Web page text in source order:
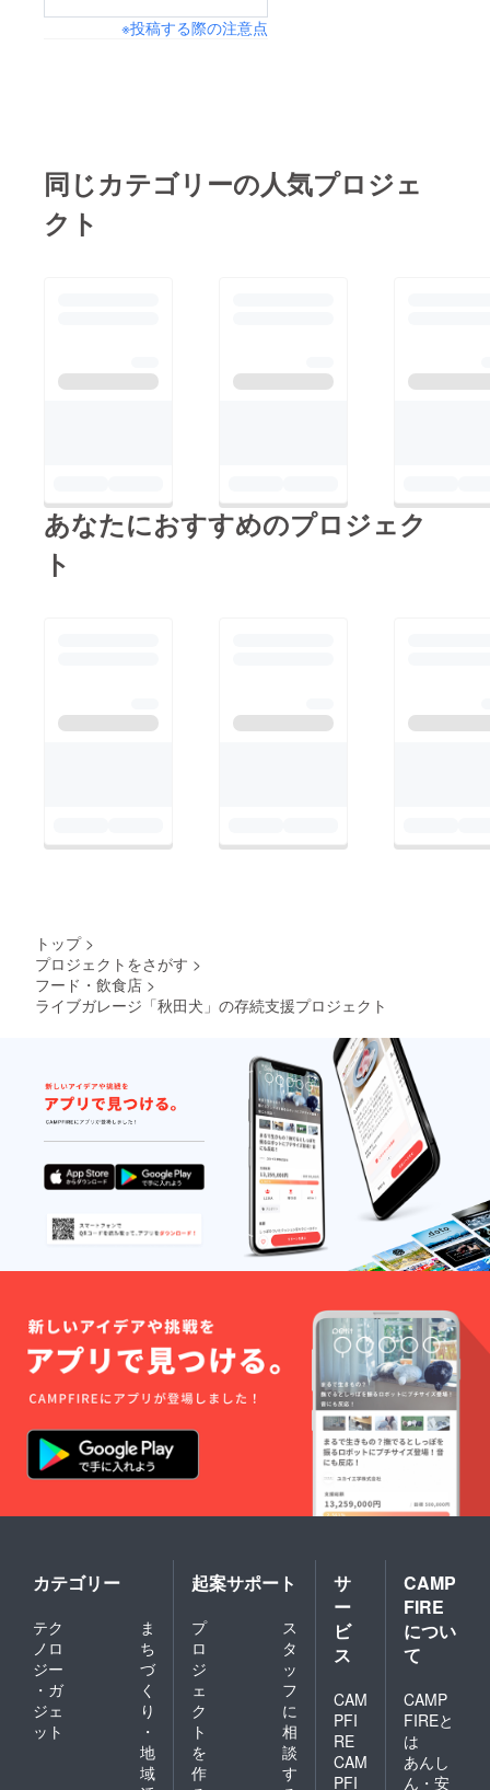
※投稿する際の注意点
同じカテゴリーの人気プロジェ
クト
あなたにおすすめのプロジェク
ト
トップ >
プロジェクトをさがす >
フード・飲食店 >
ライブガレージ「秋田犬」の存続支援プロジェクト
カテゴリー
テク
ノロ
ジー
・ガ
ジェ
ット
ま
ち
づ
く
り
・
地
域
起案サポート
プ
ロ
ジ
ェ
ク
ト
を
作
ス
タ
ッ
フ
に
相
談
す
サ
ー
ビ
ス
CAM
PFI
RE
CAM
PFI
CAMP
FIRE
につい
て
CAMP
FIREと
は
あんし
ん・安